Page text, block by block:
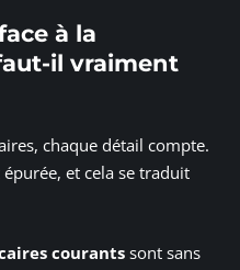
à la
il vraiment
chaque détail compte.
et cela se traduit
courants sont sans